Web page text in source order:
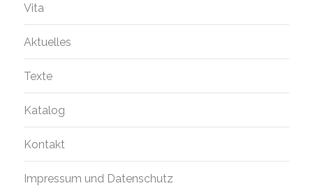
Vita
Aktuelles
Texte
Katalog
Kontakt
Impressum und Datenschutz